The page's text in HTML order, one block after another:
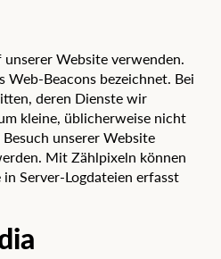
Website verwenden.
Web-Beacons bezeichnet. Bei
deren Dienste wir
kleine, üblicherweise nicht
unserer Website
Mit Zählpixeln können
Server-Logdateien erfasst